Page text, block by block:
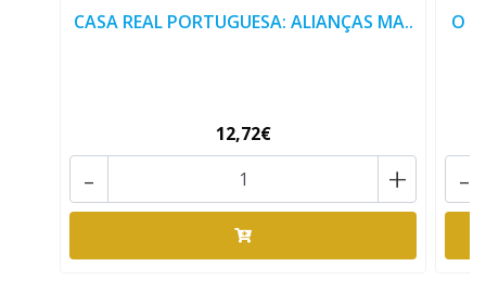
CASA REAL PORTUGUESA: ALIANÇAS MA..
12,72€
+
-
O
-